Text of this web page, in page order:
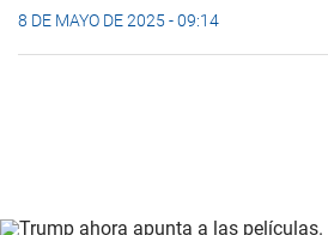
8 DE MAYO DE 2025 - 09:14